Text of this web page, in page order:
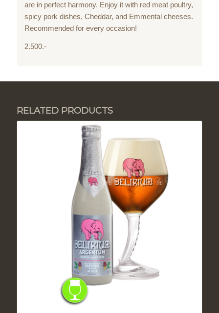
are in perfect harmony. Enjoy it with red meat poultry,
spicy pork dishes, Cheddar, and Emmental cheeses.
Recommended for every occasion!
2.500.-
RELATED PRODUCTS